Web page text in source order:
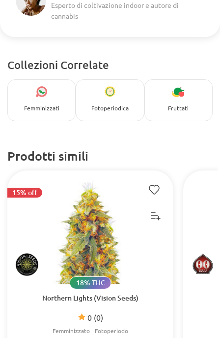
Esperto di coltivazione indoor e autore di
cannabis
Collezioni Correlate
Femminizzati Fotoperiodica Fruttati
Prodotti simili
Northern Lights (Vision Seeds)
0 (0)
18% THC
Femminizzato Fotoperiodo
15% off